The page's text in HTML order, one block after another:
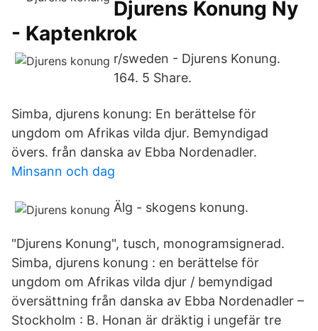
Djurens Konung Ny
- Kaptenkrok
r/sweden - Djurens Konung.
164. 5 Share.
Simba, djurens konung: En berättelse för
ungdom om Afrikas vilda djur. Bemyndigad
övers. från danska av Ebba Nordenadler.
Minsann och dag
Älg - skogens konung.
"Djurens Konung", tusch, monogramsignerad.
Simba, djurens konung : en berättelse för
ungdom om Afrikas vilda djur / bemyndigad
översättning från danska av Ebba Nordenadler –
Stockholm : B. Honan är dräktig i ungefär tre